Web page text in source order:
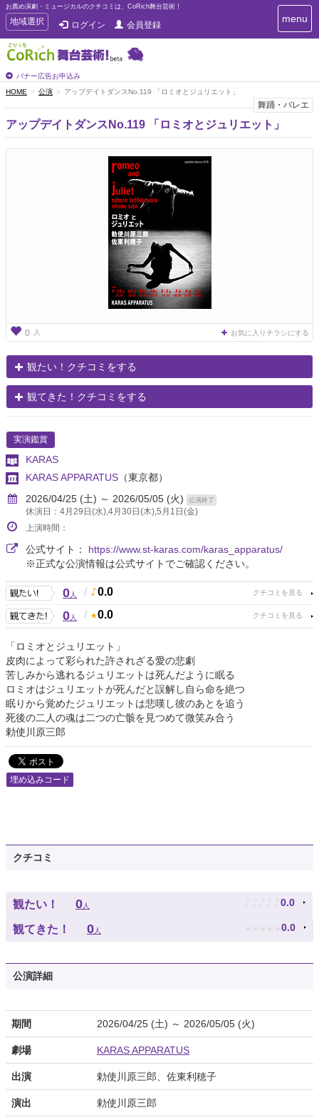
お薦め演劇・ミュージカルのクチコミは、CoRich舞台芸術！
T
o
g
g
e
n
a
v
i
地域選択 ログイン 会員登録
バナー広告お申込み
T
o
n
i
menu
HOME 公演 アップデイトダンスNo.119 「ロミオとジュリエット」
舞踊・バレエ
アップデイトダンスNo.119 「ロミオとジュリエット」
0 人 お気に入りチラシにする
観たい！クチコミをする
観てきた！クチコミをする
実演鑑賞
KARAS
KARAS APPARATUS （東京都）
2026/04/25 (土) ～ 2026/05/05 (火)
公演終了
休演日：4月29日(水),4月30日(木),5月1日(金)
上演時間：
公式サイト： https://www.st-karas.com/karas_apparatus/
※正式な公演情報は公式サイトでご確認ください。
0人 / 0.0
0人 / 0.0
「ロミオとジュリエット」
皮肉によって彩られた許されざる愛の悲劇
苦しみから逃れるジュリエットは死んだように眠る
ロミオはジュリエットが死んだと誤解し自ら命を絶つ
眠りから覚めたジュリエットは悲嘆し彼のあとを追う
死後の二人の魂は二つの亡骸を見つめて微笑み合う
勅使川原三郎
埋め込みコード
クチコミ
観たい！ 0人 ♪ ♪ ♪ ♪ ♪ 0.0
観てきた！ 0人 ★ ★ ★ ★ ★ 0.0
公演詳細
期間 2026/04/25 (土) ～ 2026/05/05 (火)
劇場 KARAS APPARATUS
出演 勅使川原三郎、佐東利穂子
演出 勅使川原三郎